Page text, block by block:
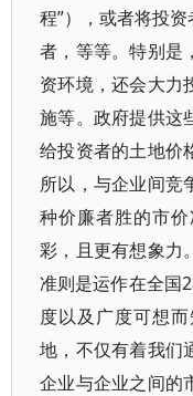
程”），或者将投
者，等等。特别是
资环境，还会大力
施等。政府提供这
给投资者的土地价
所以，与企业间竞
种价廉者胜的市
彩，且更有想象力
准则是运作在全国
度以及广度可想
地，不仅有着我们
企业与企业之间的